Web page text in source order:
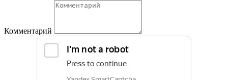
Комментарий